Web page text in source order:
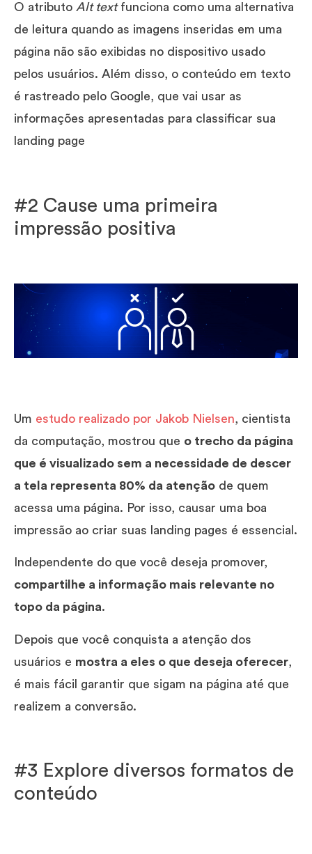
O atributo Alt textfunciona como uma alternativa
de leitura quando as imagens inseridas em uma
página não são exibidas no dispositivo usado
pelos usuários. Além disso, o conteúdo em texto
é rastreado pelo Google, que vai usar as
informações apresentadas para classificar sua
landing page
#2 Cause uma primeira
impressão positiva
Um estudo realizado por Jakob Nielsen, cientista
da computação, mostrou que o trecho da página
que é visualizado sem a necessidade de descer
a tela representa 80% da atenção de quem
acessa uma página. Por isso, causar uma boa
impressão ao criar suas landing pages é essencial.
Independente do que você deseja promover,
compartilhe a informação mais relevante no
topo da página.
Depois que você conquista a atenção dos
usuários e mostra a eles o que deseja oferecer,
é mais fácil garantir que sigam na página até que
realizem a conversão.
#3 Explore diversos formatos de
conteúdo